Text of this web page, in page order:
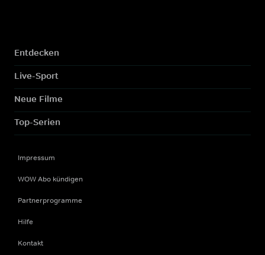
Entdecken
Live-Sport
Neue Filme
Top-Serien
Impressum
WOW Abo kündigen
Partnerprogramme
Hilfe
Kontakt